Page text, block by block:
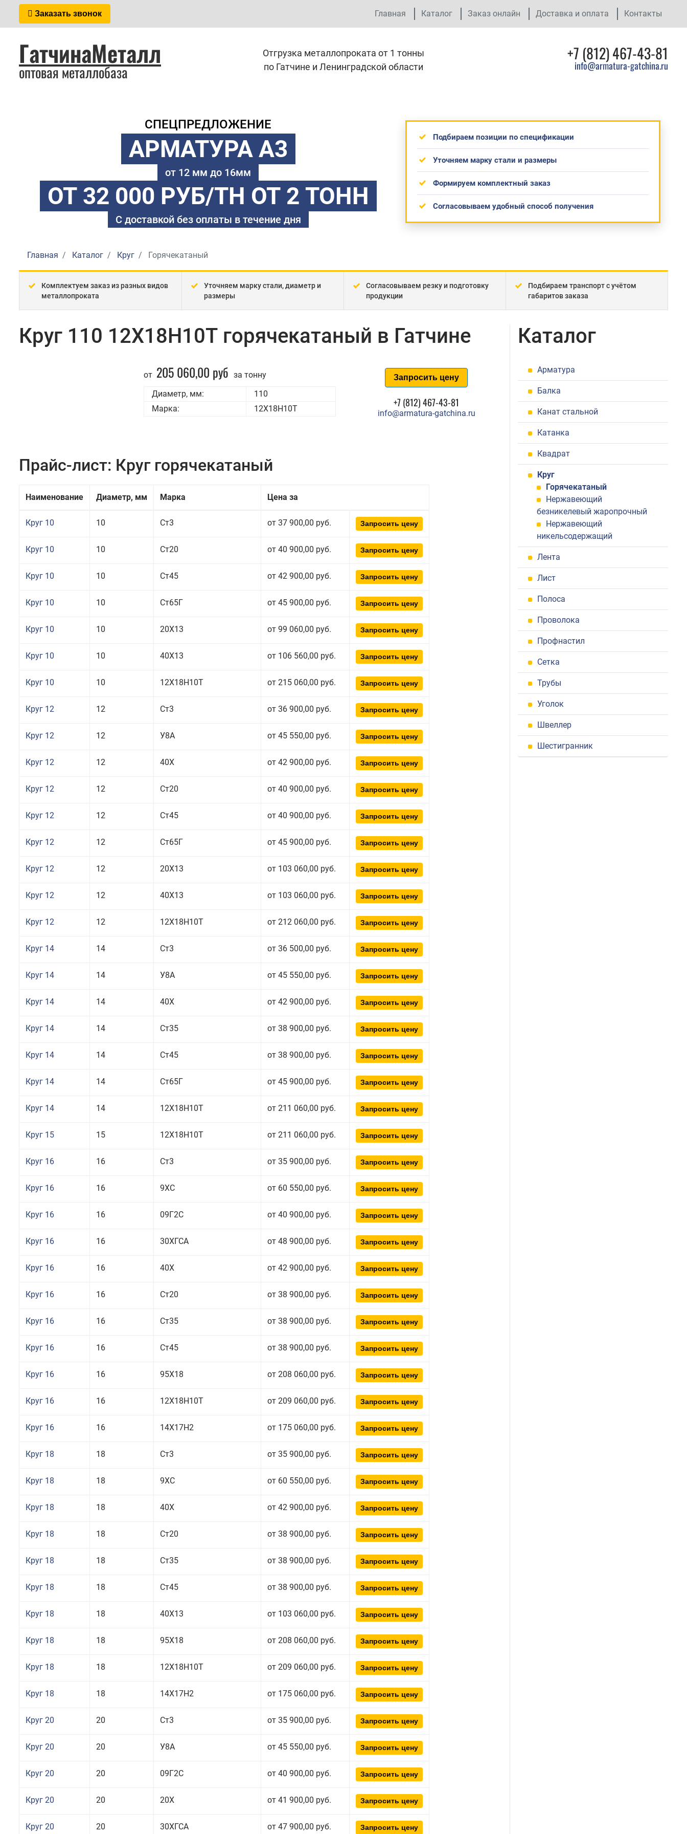
Заказать звонок Главная Каталог Заказ онлайн Доставка и оплата Контакты
ГатчинаМеталл
оптовая металлобаза
Отгрузка металлопроката от 1 тонны
по Гатчине и Ленинградской области
+7 (812) 467-43-81
info@armatura-gatchina.ru
СПЕЦПРЕДЛОЖЕНИЕ
АРМАТУРА А3
от 12 мм до 16мм
ОТ 32 000 РУБ/ТН ОТ 2 ТОНН
С доставкой без оплаты в течение дня
Подбираем позиции по спецификации
Уточняем марку стали и размеры
Формируем комплектный заказ
Согласовываем удобный способ получения
Главная Каталог Круг Горячекатаный
Комплектуем заказ из разных видов
металлопроката
Уточняем марку стали, диаметр и
размеры
Согласовываем резку и подготовку
продукции
Подбираем транспорт с учётом
габаритов заказа
Круг 110 12Х18Н10Т горячекатаный в Гатчине
от 205 060,00 руб за тонну
Диаметр, мм:
110
Марка:
12Х18Н10Т
Запросить цену
+7 (812) 467-43-81
info@armatura-gatchina.ru
Прайс-лист: Круг горячекатаный
Наименование Диаметр, мм Марка Цена за
Круг 10 10 Ст3 от 37 900,00 руб. Запросить цену
Круг 10 10 Ст20 от 40 900,00 руб. Запросить цену
Круг 10 10 Ст45 от 42 900,00 руб. Запросить цену
Круг 10 10 Ст65Г от 45 900,00 руб. Запросить цену
Круг 10 10 20Х13 от 99 060,00 руб. Запросить цену
Круг 10 10 40Х13 от 106 560,00 руб. Запросить цену
Круг 10 10 12Х18Н10Т от 215 060,00 руб. Запросить цену
Круг 12 12 Ст3 от 36 900,00 руб. Запросить цену
Круг 12 12 У8А от 45 550,00 руб. Запросить цену
Круг 12 12 40Х от 42 900,00 руб. Запросить цену
Круг 12 12 Ст20 от 40 900,00 руб. Запросить цену
Круг 12 12 Ст45 от 40 900,00 руб. Запросить цену
Круг 12 12 Ст65Г от 45 900,00 руб. Запросить цену
Круг 12 12 20Х13 от 103 060,00 руб. Запросить цену
Круг 12 12 40Х13 от 103 060,00 руб. Запросить цену
Круг 12 12 12Х18Н10Т от 212 060,00 руб. Запросить цену
Круг 14 14 Ст3 от 36 500,00 руб. Запросить цену
Круг 14 14 У8А от 45 550,00 руб. Запросить цену
Круг 14 14 40Х от 42 900,00 руб. Запросить цену
Круг 14 14 Ст35 от 38 900,00 руб. Запросить цену
Круг 14 14 Ст45 от 38 900,00 руб. Запросить цену
Круг 14 14 Ст65Г от 45 900,00 руб. Запросить цену
Круг 14 14 12Х18Н10Т от 211 060,00 руб. Запросить цену
Круг 15 15 12Х18Н10Т от 211 060,00 руб. Запросить цену
Круг 16 16 Ст3 от 35 900,00 руб. Запросить цену
Круг 16 16 9ХС от 60 550,00 руб. Запросить цену
Круг 16 16 09Г2С от 40 900,00 руб. Запросить цену
Круг 16 16 30ХГСА от 48 900,00 руб. Запросить цену
Круг 16 16 40Х от 42 900,00 руб. Запросить цену
Круг 16 16 Ст20 от 38 900,00 руб. Запросить цену
Круг 16 16 Ст35 от 38 900,00 руб. Запросить цену
Круг 16 16 Ст45 от 38 900,00 руб. Запросить цену
Круг 16 16 95Х18 от 208 060,00 руб. Запросить цену
Круг 16 16 12Х18Н10Т от 209 060,00 руб. Запросить цену
Круг 16 16 14Х17Н2 от 175 060,00 руб. Запросить цену
Круг 18 18 Ст3 от 35 900,00 руб. Запросить цену
Круг 18 18 9ХС от 60 550,00 руб. Запросить цену
Круг 18 18 40Х от 42 900,00 руб. Запросить цену
Круг 18 18 Ст20 от 38 900,00 руб. Запросить цену
Круг 18 18 Ст35 от 38 900,00 руб. Запросить цену
Круг 18 18 Ст45 от 38 900,00 руб. Запросить цену
Круг 18 18 40Х13 от 103 060,00 руб. Запросить цену
Круг 18 18 95Х18 от 208 060,00 руб. Запросить цену
Круг 18 18 12Х18Н10Т от 209 060,00 руб. Запросить цену
Круг 18 18 14Х17Н2 от 175 060,00 руб. Запросить цену
Круг 20 20 Ст3 от 35 900,00 руб. Запросить цену
Круг 20 20 У8А от 45 550,00 руб. Запросить цену
Круг 20 20 09Г2С от 40 900,00 руб. Запросить цену
Круг 20 20 20Х от 41 900,00 руб. Запросить цену
Круг 20 20 30ХГСА от 47 900,00 руб. Запросить цену
Каталог
Арматура
Балка
Канат стальной
Катанка
Квадрат
Круг
Горячекатаный
Нержавеющий
безникелевый жаропрочный
Нержавеющий
никельсодержащий
Лента
Лист
Полоса
Проволока
Профнастил
Сетка
Трубы
Уголок
Швеллер
Шестигранник